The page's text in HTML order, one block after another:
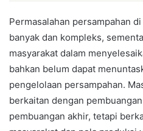
Permasalahan persampahan
banyak dan kompleks,
masyarakat dalam
bahkan belum dapat
pengelolaan persampahan.
berkaitan dengan
pembuangan akhir, tetapi